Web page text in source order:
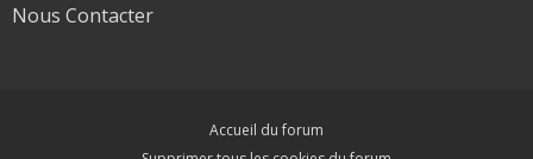
Nous Contacter
Accueil du forum